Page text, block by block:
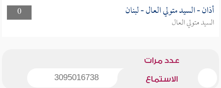
0
أذان - السيد متولي العال - لبنان
السيد متولي العال
عدد مرات
الاستماع 3095016738